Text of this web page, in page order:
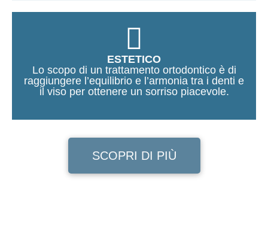
ESTETICO
Lo scopo di un trattamento ortodontico è di
raggiungere l’equilibrio e l’armonia tra i denti e
il viso per ottenere un sorriso piacevole.
SCOPRI DI PIÙ